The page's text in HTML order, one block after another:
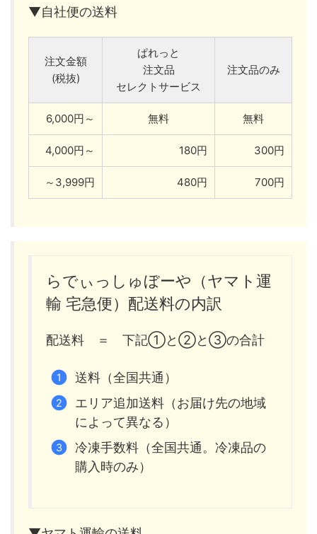
▼自社便の送料
注文金額
(税抜)
ぱれっと
注文品
セレクトサービス
注文品のみ
6,000円～ 無料 無料
4,000円～ 180円 300円
～3,999円 480円 700円
らでぃっしゅぼーや（ヤマト運
輸 宅急便）配送料の内訳
配送料 ＝ 下記①と②と③の合計
送料（全国共通）
エリア追加送料（お届け先の地域
によって異なる）
冷凍手数料（全国共通。冷凍品の
購入時のみ）